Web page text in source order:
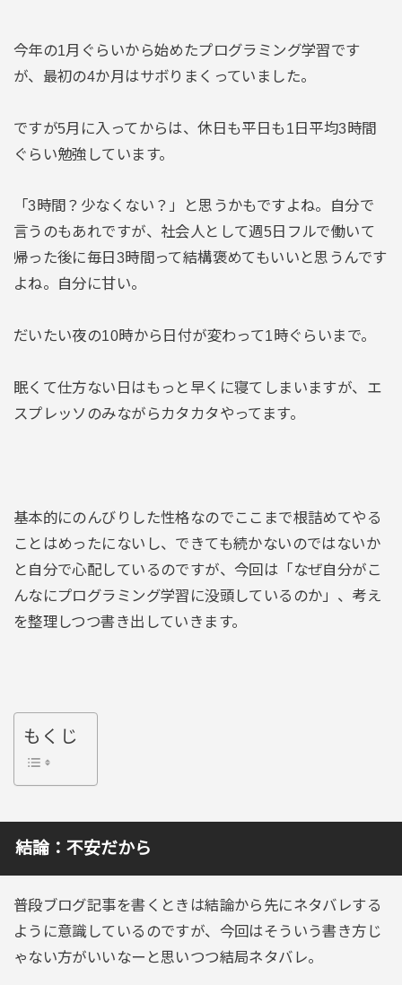
今年の1月ぐらいから始めたプログラミング学習です
が、最初の4か月はサボりまくっていました。
ですが5月に入ってからは、休日も平日も1日平均3時間
ぐらい勉強しています。
「3時間？少なくない？」と思うかもですよね。自分で
言うのもあれですが、社会人として週5日フルで働いて
帰った後に毎日3時間って結構褒めてもいいと思うんです
よね。自分に甘い。
だいたい夜の10時から日付が変わって1時ぐらいまで。
眠くて仕方ない日はもっと早くに寝てしまいますが、エ
スプレッソのみながらカタカタやってます。
基本的にのんびりした性格なのでここまで根詰めてやる
ことはめったにないし、できても続かないのではないか
と自分で心配しているのですが、今回は「なぜ自分がこ
んなにプログラミング学習に没頭しているのか」、考え
を整理しつつ書き出していきます。
もくじ
結論：不安だから
普段ブログ記事を書くときは結論から先にネタバレする
ように意識しているのですが、今回はそういう書き方じ
ゃない方がいいなーと思いつつ結局ネタバレ。